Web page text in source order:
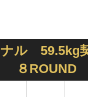
ル 59.5kg
８ROUND